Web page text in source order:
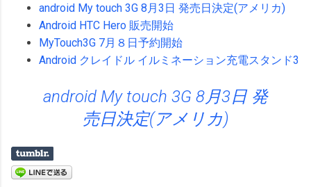
android My touch 3G 8月3日 発売日決定(アメリカ)
Android HTC Hero 販売開始
MyTouch3G 7月８日予約開始
Android クレイドル イルミネーション充電スタンド3
android My touch 3G 8月3日 発
売日決定(アメリカ)